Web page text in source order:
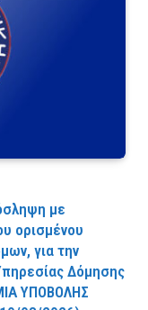
με
ορισμένου
για την
Δόμησης
YΠOBOΛHΣ